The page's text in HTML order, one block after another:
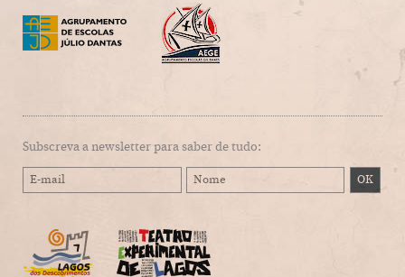
Subscreva a newsletter para saber de tudo: